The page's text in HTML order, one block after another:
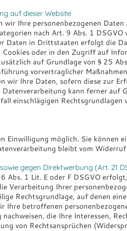
auf dieser Website
Ihre personenbezogenen
nach Art. 9 Abs. 1
Daten in Drittstaaten erfolgt die
oder in den Zugriff auf
auf Grundlage von § 25
vorvertraglicher
wir Ihre Daten, sofern diese zur
kann ferner auf
einschlägigen
Einwilligung möglich. Sie können
bleibt vom
gegen Direktwerbung (Art. 21
1 Lit. E oder F DSGVO
Verarbeitung Ihrer
Rechtsgrundlage, auf denen
betroffenen
die Ihre Interessen,
von Rechtsansprüchen